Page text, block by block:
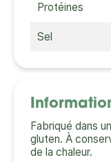
Protéines
Sel
Fabriqué dans
gluten. À
de la chaleur.